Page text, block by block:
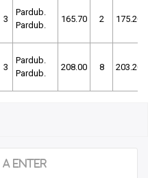
3
Pardub.
Pardub.
165.70 2 175.20
3
Pardub.
Pardub.
208.00 8 203.20